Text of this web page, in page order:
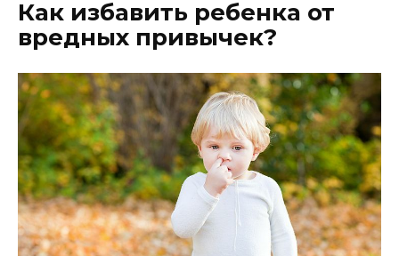
Как избавить ребенка от
вредных привычек?